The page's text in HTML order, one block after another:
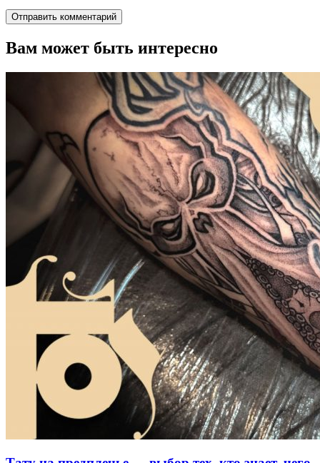
Вам может быть интересно